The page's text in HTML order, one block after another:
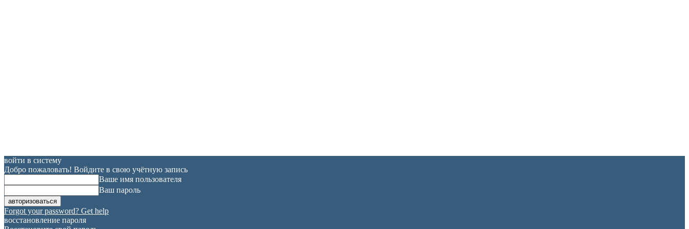
войти в систему
Добро пожаловать! Войдите в свою учётную запись
Ваше имя пользователя
Ваш пароль
Forgot your password? Get help
восстановление пароля